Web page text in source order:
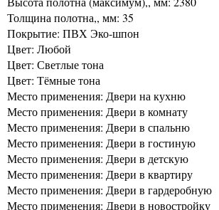
Толщина полотна,, мм: 35
Покрытие: ПВХ Эко-шпон
Цвет: Любой
Цвет: Светлые тона
Цвет: Тёмные тона
Место применения: Двери на кухню
Место применения: Двери в комнату
Место применения: Двери в спальню
Место применения: Двери в гостиную
Место применения: Двери в детскую
Место применения: Двери в квартиру
Место применения: Двери в гардеробную
Место применения: Двери в новостройку